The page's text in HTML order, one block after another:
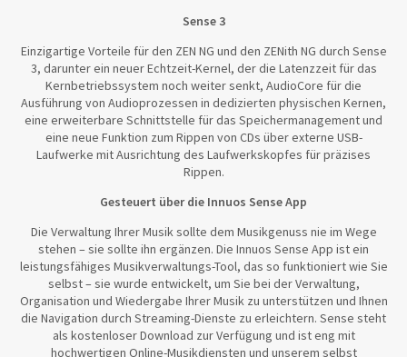
Sense 3
Einzigartige Vorteile für den ZEN NG und den ZENith NG durch Sense
3, darunter ein neuer Echtzeit-Kernel, der die Latenzzeit für das
Kernbetriebssystem noch weiter senkt, AudioCore für die
Ausführung von Audioprozessen in dedizierten physischen Kernen,
eine erweiterbare Schnittstelle für das Speichermanagement und
eine neue Funktion zum Rippen von CDs über externe USB-
Laufwerke mit Ausrichtung des Laufwerkskopfes für präzises
Rippen.
Gesteuert über die Innuos Sense App
Die Verwaltung Ihrer Musik sollte dem Musikgenuss nie im Wege
stehen – sie sollte ihn ergänzen. Die Innuos Sense App ist ein
leistungsfähiges Musikverwaltungs-Tool, das so funktioniert wie Sie
selbst – sie wurde entwickelt, um Sie bei der Verwaltung,
Organisation und Wiedergabe Ihrer Musik zu unterstützen und Ihnen
die Navigation durch Streaming-Dienste zu erleichtern. Sense steht
als kostenloser Download zur Verfügung und ist eng mit
hochwertigen Online-Musikdiensten und unserem selbst